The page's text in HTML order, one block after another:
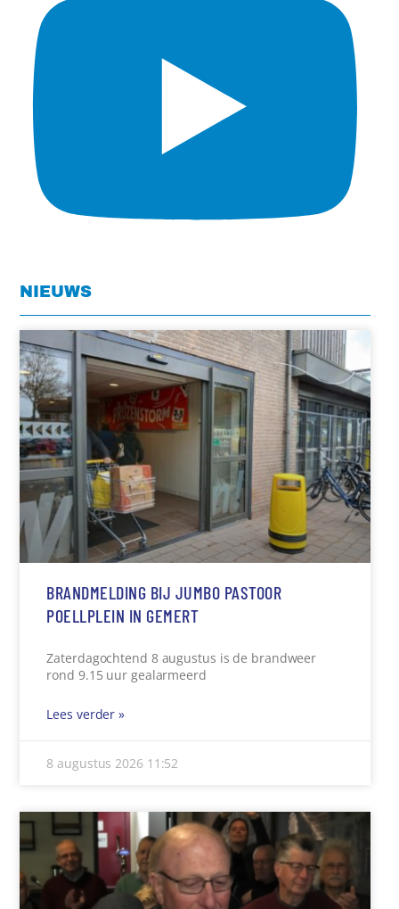
NIEUWS
BRANDMELDING BIJ JUMBO PASTOOR
POELLPLEIN IN GEMERT
Zaterdagochtend 8 augustus is de brandweer
rond 9.15 uur gealarmeerd
Lees verder »
8 augustus 2026 11:52